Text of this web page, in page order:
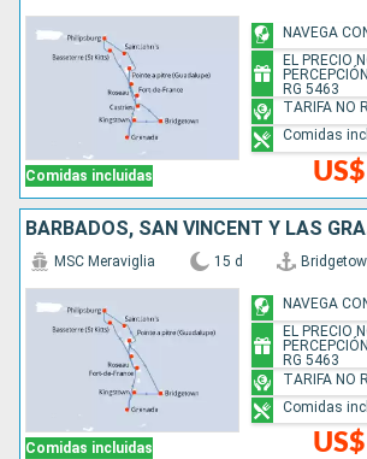
Comidas incluidas
NAVEGA
EL PRECIO
RG 5463
TARIFA NO
Comidas
Comidas incluidas
MSC Meraviglia 15 d
NAVEGA
EL PRECIO
RG 5463
TARIFA NO
Comidas